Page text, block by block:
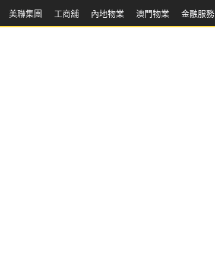
美聯集團 工商舖 內地物業 澳門物業 金融服務